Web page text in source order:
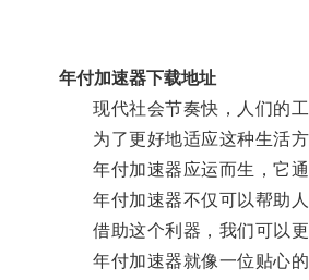
年付加速器下载地址
现代社会节奏快，人们的工
为了更好地适应这种生活方
年付加速器应运而生，它通
年付加速器不仅可以帮助人
借助这个利器，我们可以更
年付加速器就像一位贴心的